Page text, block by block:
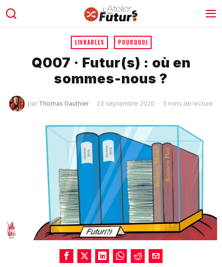
LIVRABLES · POURQUOI
Q007 · Futur(s) : où en
sommes-nous ?
par Thomas Gauthier 23 septembre 2020 3 mins de lecture